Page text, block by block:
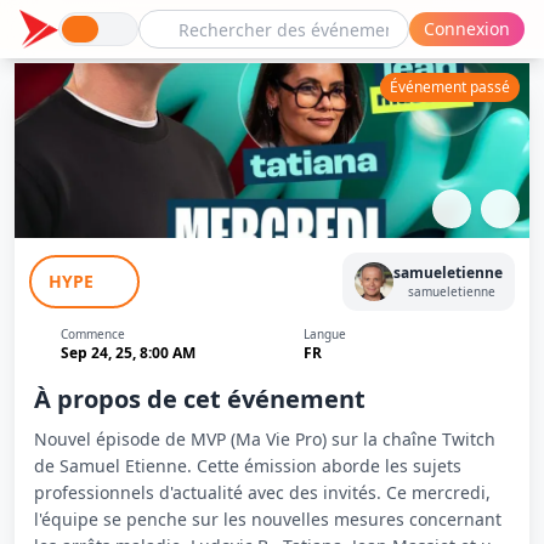
Connexion
Ma Vie Pro - Nouvelles mesures autour
des arrêts maladie
Événement passé
HYPE samueletienne
samueletienne
Commence
Sep 24, 25, 8:00 AM
Langue
FR
À propos de cet événement
Nouvel épisode de MVP (Ma Vie Pro) sur la chaîne Twitch
de Samuel Etienne. Cette émission aborde les sujets
professionnels d'actualité avec des invités. Ce mercredi,
l'équipe se penche sur les nouvelles mesures concernant